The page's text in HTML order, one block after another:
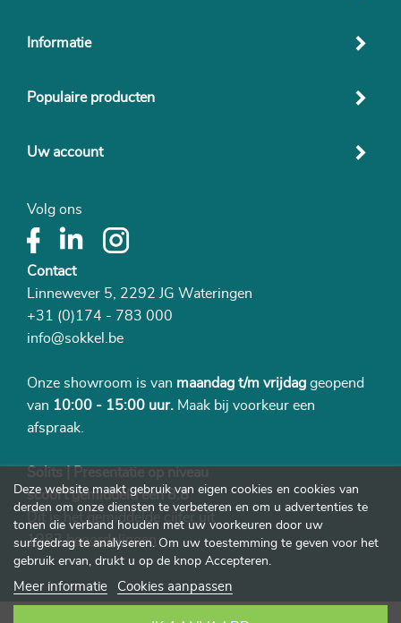
Informatie
Populaire producten
Uw account
Volg ons
Contact
Linnewever 5, 2292 JG Wateringen
+31 (0)174 - 783 000
info@sokkel.be
Onze showroom is van maandag t/m vrijdag geopend
van 10:00 - 15:00 uur. Maak bij voorkeur een
afspraak.
Solits | Presentatie op niveau
scoort gemiddeld een 8.8
Dit is het gemiddelde cijfer uit
1982 beoordelingen
Deze website maakt gebruik van eigen cookies en cookies van
derden om onze diensten te verbeteren en om u advertenties te
tonen die verband houden met uw voorkeuren door uw
surfgedrag te analyseren. Om uw toestemming te geven voor het
gebruik ervan, drukt u op de knop Accepteren.
Meer informatie Cookies aanpassen